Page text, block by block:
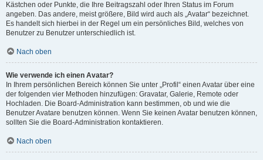
Kästchen oder Punkte, die Ihre Beitragszahl oder Ihren Status im Forum
angeben. Das andere, meist größere, Bild wird auch als „Avatar“ bezeichnet.
Es handelt sich hierbei in der Regel um ein persönliches Bild, welches von
Benutzer zu Benutzer unterschiedlich ist.
Nach oben
Wie verwende ich einen Avatar?
In Ihrem persönlichen Bereich können Sie unter „Profil“ einen Avatar über eine
der folgenden vier Methoden hinzufügen: Gravatar, Galerie, Remote oder
Hochladen. Die Board-Administration kann bestimmen, ob und wie die
Benutzer Avatare benutzen können. Wenn Sie keinen Avatar benutzen können,
sollten Sie die Board-Administration kontaktieren.
Nach oben